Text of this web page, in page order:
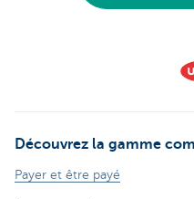
Découvrez la gamme
Payer et être payé